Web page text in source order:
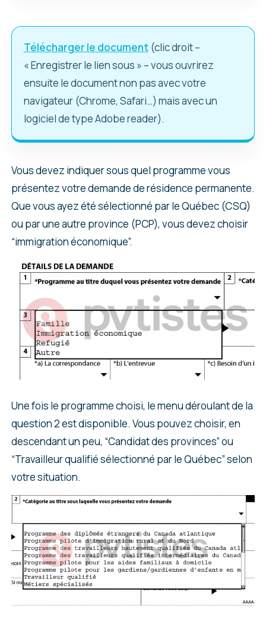
Télécharger le document(clic droit –
« Enregistrer le lien sous » – vous ouvrirez
ensuite le document non pas avec votre
navigateur (Chrome, Safari…) mais avec un
logiciel de type Adobe reader).
Vous devez indiquer sous quel programme vous
présentez votre demande de résidence permanente.
Que vous ayez été sélectionné par le Québec (CSQ)
ou par une autre province (PCP), vous devez choisir
“immigration économique”.
Une fois le programme choisi, le menu déroulant de la
question 2 est disponible. Vous pouvez choisir, en
descendant un peu, “Candidat des provinces” ou
“Travailleur qualifié sélectionné par le Québec” selon
votre situation.